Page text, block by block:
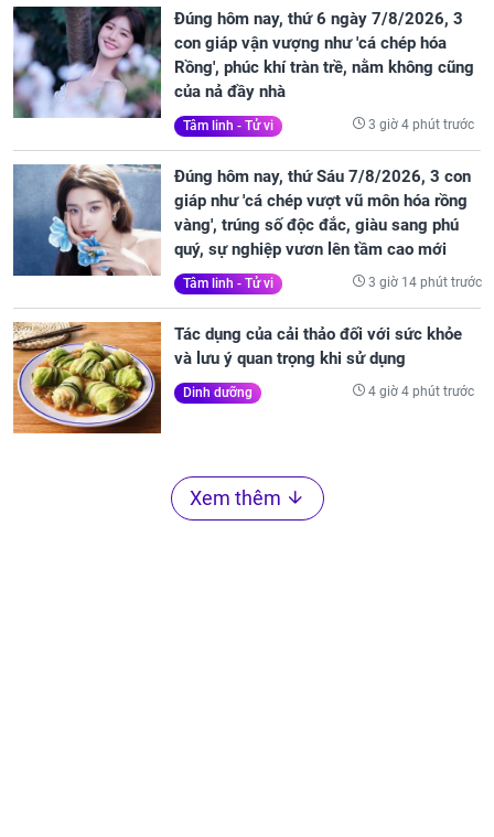
Đúng hôm nay, thứ 6 ngày 7/8/2026, 3
con giáp vận vượng như 'cá chép hóa
Rồng', phúc khí tràn trề, nằm không cũng
của nả đầy nhà
Tâm linh - Tử vi 3 giờ 4 phút trước
Đúng hôm nay, thứ Sáu 7/8/2026, 3 con
giáp như 'cá chép vượt vũ môn hóa rồng
vàng', trúng số độc đắc, giàu sang phú
quý, sự nghiệp vươn lên tầm cao mới
Tâm linh - Tử vi 3 giờ 14 phút trước
Tác dụng của cải thảo đối với sức khỏe
và lưu ý quan trọng khi sử dụng
Dinh dưỡng 4 giờ 4 phút trước
Xem thêm